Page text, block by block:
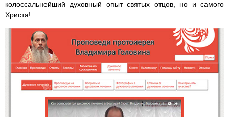
колоссальнейший духовный опыт святых отцов, но и самого
Христа!